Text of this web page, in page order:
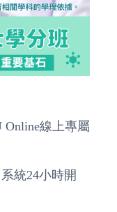
線上專屬
統24小時開